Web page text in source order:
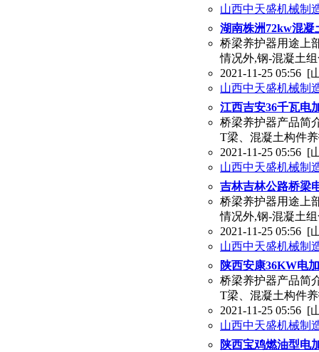
山西中天盛机械制
湖南株洲72kw混凝
桥梁养护器用途上
情况外,钢-混凝土
2021-11-25 05:56 [
山西中天盛机械制
江西吉安36千瓦电
桥梁养护器产品简
T梁、混凝土构件
2021-11-25 05:56 [
山西中天盛机械制
吉林吉林公路桥梁
桥梁养护器用途上
情况外,钢-混凝土
2021-11-25 05:56 [
山西中天盛机械制
陕西安康36KW电
桥梁养护器产品简
T梁、混凝土构件
2021-11-25 05:56 [
山西中天盛机械制
陕西宝鸡燃油型电